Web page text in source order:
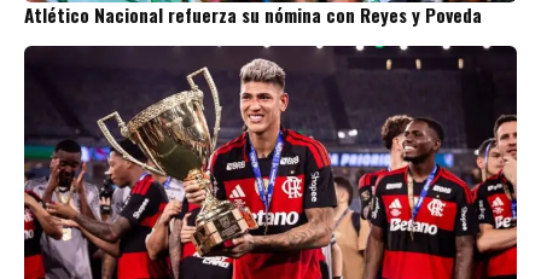
Atlético Nacional refuerza su nómina con Reyes y Poveda